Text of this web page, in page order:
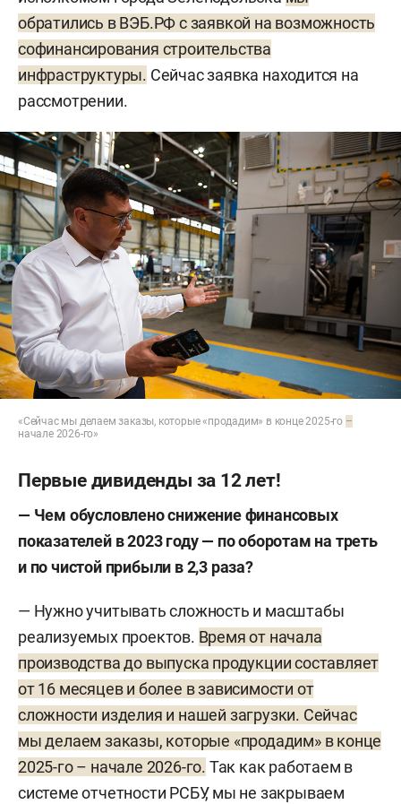
обратились в ВЭБ.РФ с заявкой на возможность
софинансирования строительства
инфраструктуры. Сейчас заявка находится на
рассмотрении.
«Сейчас мы делаем заказы, которые «продадим» в конце 2025-го –
начале 2026-го»
Первые дивиденды за 12 лет!
— Чем обусловлено снижение финансовых
показателей в 2023 году — по оборотам на треть
и по чистой прибыли в 2,3 раза?
— Нужно учитывать сложность и масштабы
реализуемых проектов. Время от начала
производства до выпуска продукции составляет
от 16 месяцев и более в зависимости от
сложности изделия и нашей загрузки. Сейчас
мы делаем заказы, которые «продадим» в конце
2025-го – начале 2026-го. Так как работаем в
системе отчетности РСБУ, мы не закрываем